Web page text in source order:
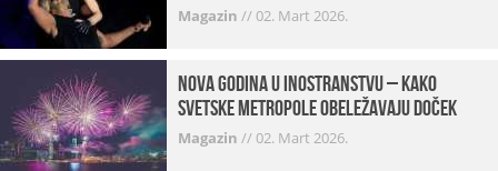
Magazin //02. Mart 2026.
Nova godina u inostranstvu – kako
svetske metropole obeležavaju doček
Magazin //02. Mart 2026.